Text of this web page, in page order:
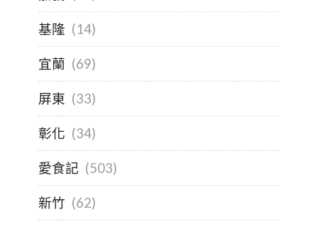
基隆 (14)
宜蘭 (69)
屏東 (33)
彰化 (34)
愛食記 (503)
新竹 (62)